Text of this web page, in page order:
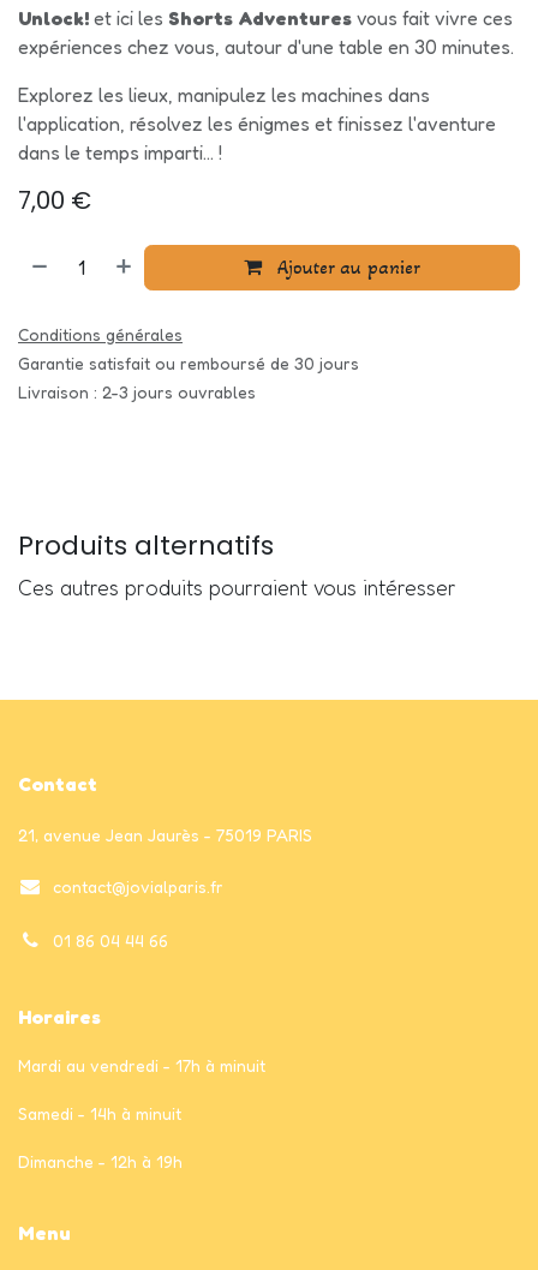
Unlock! et ici les Shorts Adventures vous fait vivre ces
expériences chez vous, autour d'une table en 30 minutes.
Explorez les lieux, manipulez les machines dans
l'application, résolvez les énigmes et finissez l'aventure
dans le temps imparti... !
7,00 €
Ajouter au panier
Conditions générales
Garantie satisfait ou remboursé de 30 jours
Livraison : 2-3 jours ouvrables
Produits alternatifs
Ces autres produits pourraient vous intéresser
Contact
21, avenue Jean Jaurès - 75019 PARIS
contact@jovialparis.fr
01 86 04 44 66
Horaires
Mardi au vendredi - 17h à minuit
Samedi - 14h à minuit
Dimanche - 12h à 19h
Menu